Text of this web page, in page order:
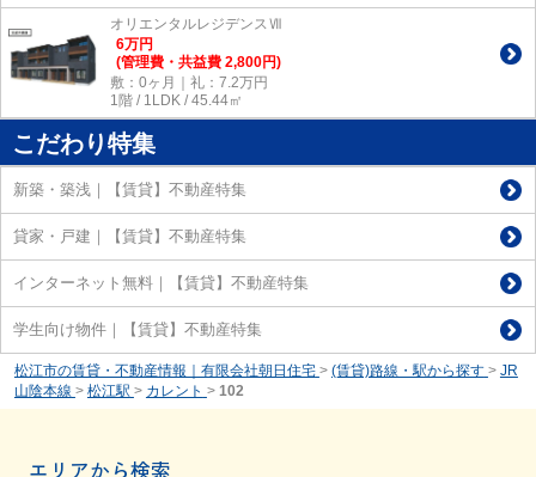
オリエンタルレジデンスⅦ
6万円
(管理費・共益費 2,800円)
敷：0ヶ月｜礼：7.2万円
1階 / 1LDK / 45.44㎡
こだわり特集
新築・築浅｜【賃貸】不動産特集
貸家・戸建｜【賃貸】不動産特集
インターネット無料｜【賃貸】不動産特集
学生向け物件｜【賃貸】不動産特集
松江市の賃貸・不動産情報｜有限会社朝日住宅 > (賃貸)路線・駅から探す > JR
山陰本線 > 松江駅 > カレント > 102
エリアから検索